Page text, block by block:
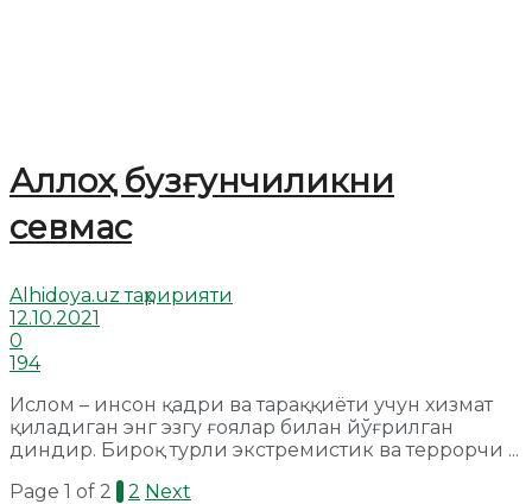
Аллоҳ бузғунчиликни
севмас
Alhidoya.uz таҳририяти
12.10.2021
0
194
Ислом – инсон қадри ва тараққиёти учун хизмат
қиладиган энг эзгу ғоялар билан йўғрилган
диндир. Бироқ турли экстремистик ва террорчи ...
Page 1 of 2 1 2 Next